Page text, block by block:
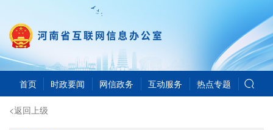
首页 时政要闻 网信政务 互动服务 热点专题
<返回上级